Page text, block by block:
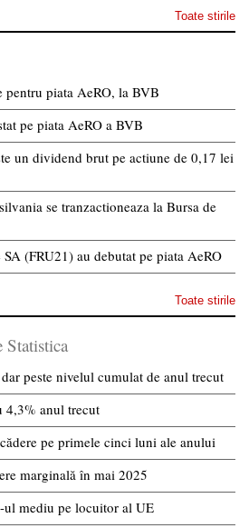
Toate stirile
piata AeRO, la BVB
pe piata AeRO a BVB
un dividend brut pe actiune de 0,17 lei
se tranzactioneaza la Bursa de
(FRU21) au debutat pe piata AeRO
Toate stirile
peste nivelul cumulat de anul trecut
4,3% anul trecut
pe primele cinci luni ale anului
marginală în mai 2025
mediu pe locuitor al UE